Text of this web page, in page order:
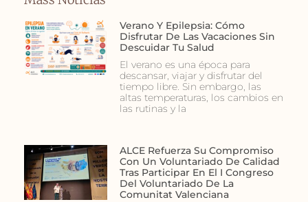
Verano Y Epilepsia: Cómo
Disfrutar De Las Vacaciones Sin
Descuidar Tu Salud
El verano es una época para
descansar, viajar y disfrutar del
tiempo libre. Sin embargo, las
altas temperaturas, los cambios en
las rutinas y la
ALCE Refuerza Su Compromiso
Con Un Voluntariado De Calidad
Tras Participar En El I Congreso
Del Voluntariado De La
Comunitat Valenciana